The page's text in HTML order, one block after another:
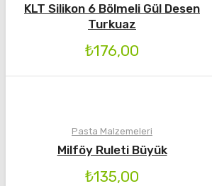
KLT Silikon 6 Bölmeli Gül Desen
Turkuaz
₺176,00
Pasta Malzemeleri
Milföy Ruleti Büyük
₺135,00